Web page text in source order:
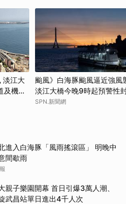
淡江大
及機車
颱風》白海豚颱風逼近強風
淡江大橋今晚9時起預警性
慢車道
SPN.新聞網
進入白海豚「風雨搖滾區」 明晚中
間歇雨
親子樂園開幕 首日引爆3萬人潮、
武昌站單日進出4千人次